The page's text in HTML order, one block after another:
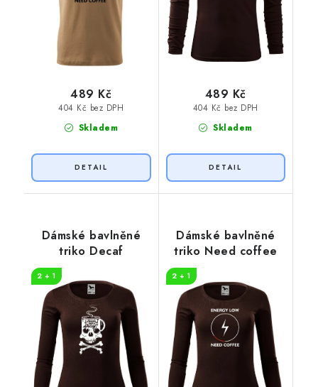
Skladem
404 Kč bez DPH
489 Kč
Skladem
404 Kč bez DPH
489 Kč
Dámské bavlněné
triko Decaf
2 + 1
Dámské bavlněné
triko Need coffee
2 + 1